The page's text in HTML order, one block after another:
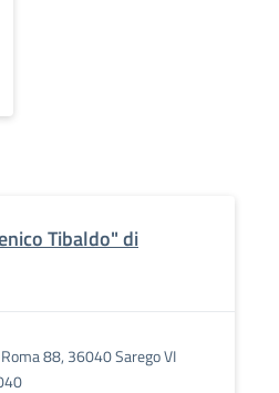
Tibaldo" di
88, 36040 Sarego VI